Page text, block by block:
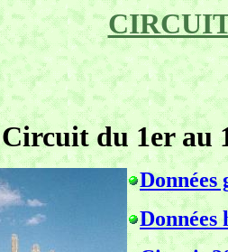
Circuit du 1er au
Données
Données